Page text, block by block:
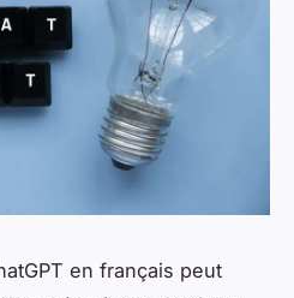
en français peut